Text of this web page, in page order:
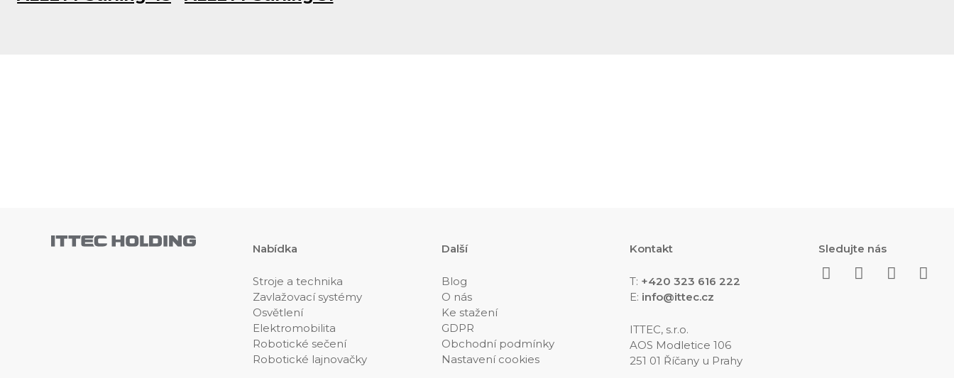
Nabídka
Stroje a technika
Zavlažovací systémy
Osvětlení
Elektromobilita
Robotické sečení
Robotické lajnovačky
Další
Blog
O nás
Ke stažení
GDPR
Obchodní podmínky
Nastavení cookies
Kontakt
T: +420 323 616 222
E: info@ittec.cz
ITTEC, s.r.o.
AOS Modletice 106
251 01 Říčany u Prahy
Sledujte nás